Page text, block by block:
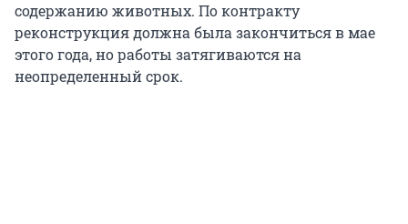
содержанию животных. По контракту
реконструкция должна была закончиться в мае
этого года, но работы затягиваются на
неопределенный срок.